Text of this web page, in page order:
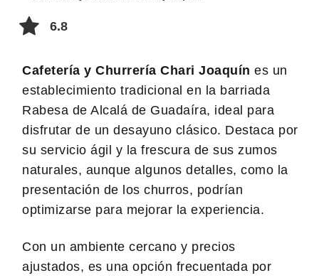
6.8
Cafetería y Churrería Chari Joaquín es un
establecimiento tradicional en la barriada
Rabesa de Alcalá de Guadaíra, ideal para
disfrutar de un desayuno clásico. Destaca por
su servicio ágil y la frescura de sus zumos
naturales, aunque algunos detalles, como la
presentación de los churros, podrían
optimizarse para mejorar la experiencia.
Con un ambiente cercano y precios
ajustados, es una opción frecuentada por